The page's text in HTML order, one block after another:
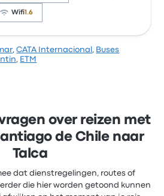
Wifi1.6
heeft het bedrijf 4.1
,CATA Internacional , Buses
, ETM
over reizen met
de Chile naar
Talca
dat dienstregelingen, routes of
die hier worden getoond kunnen